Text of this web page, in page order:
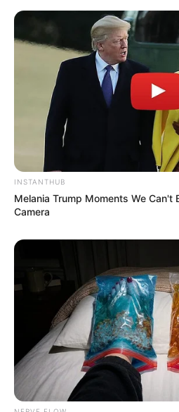
Ambyar! 10 Kalimat
Pakai Bahasa Jawa Ini
Galau Abis
Fail! 10 Potret Makanan
Dimasak yang Bikin Kamu
Nggak Selera
10 Pose Manekin Anti
Mainstream yang Konyol
Banget
INSTANTHUB
Melania Trump Moments We Can't
Camera